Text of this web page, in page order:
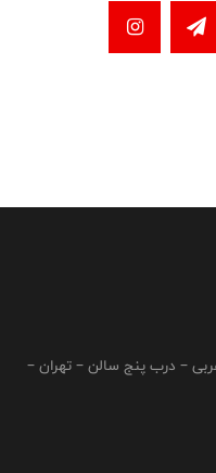
– درب پنج سالن – تهران –